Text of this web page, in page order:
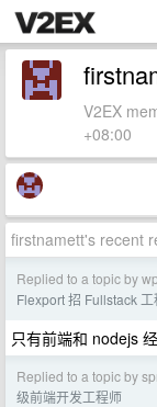
V2EX
+08:00
firstnamett's recent
Replied to a topic by
Flexport 招 Fullstack
只有前端和 nodejs
Replied to a topic by
级前端开发工程师